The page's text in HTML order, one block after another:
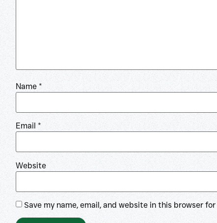
Name *
Email*
Website
Save my name, email, and website in this browser